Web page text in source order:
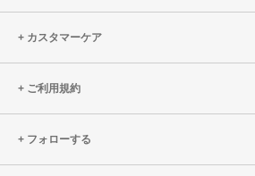
カスタマーケア
ご利用規約
フォローする